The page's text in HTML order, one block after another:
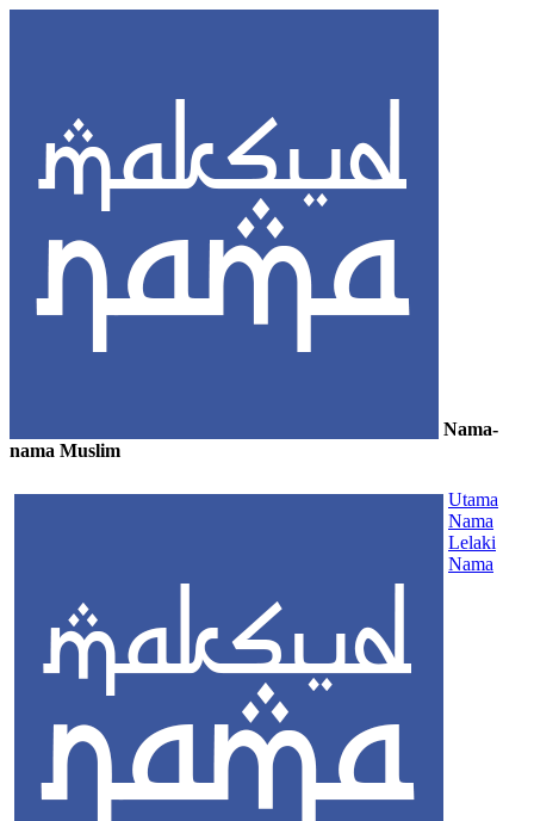
Nama-
nama Muslim
Utama
Nama
Lelaki
Nama